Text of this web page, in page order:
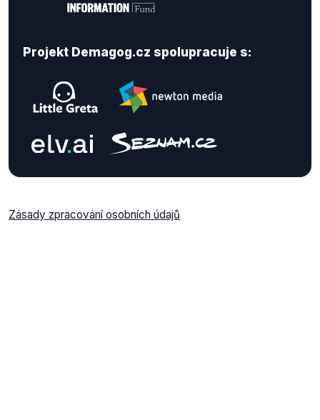
Projekt Demagog.cz spolupracuje s:
Zásady zpracování osobních údajů